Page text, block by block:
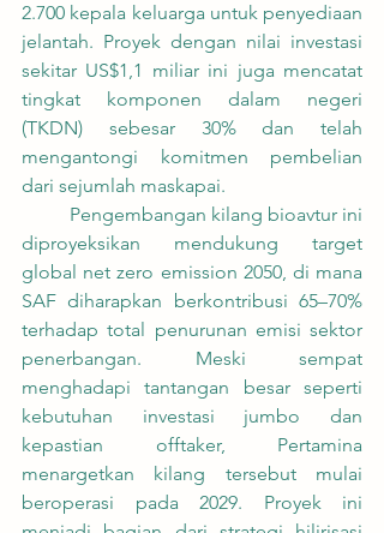
2.700 kepala keluarga untuk penyediaan
jelantah. Proyek dengan nilai investasi
sekitar US$1,1 miliar ini juga mencatat
tingkat komponen dalam negeri
(TKDN) sebesar 30% dan telah
mengantongi komitmen pembelian
dari sejumlah maskapai.
diproyeksikan mendukung target
global net zero emission 2050, di mana
SAF diharapkan berkontribusi 65–70%
terhadap total penurunan emisi sektor
penerbangan. Meski sempat
menghadapi tantangan besar seperti
kebutuhan investasi jumbo dan
kepastian offtaker, Pertamina
menargetkan kilang tersebut mulai
beroperasi pada 2029. Proyek ini